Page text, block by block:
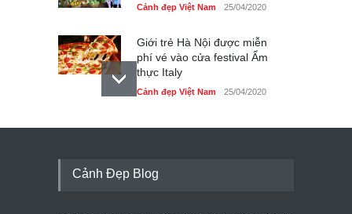
Cảnh đẹp Việt Nam 25/04/2020
Giới trẻ Hà Nội được miễn
phí vé vào cửa festival Ẩm
thực Italy
Cảnh đẹp Việt Nam 25/04/2020
Tam giác mạch khoe sắc
Cảnh Đẹp Blog